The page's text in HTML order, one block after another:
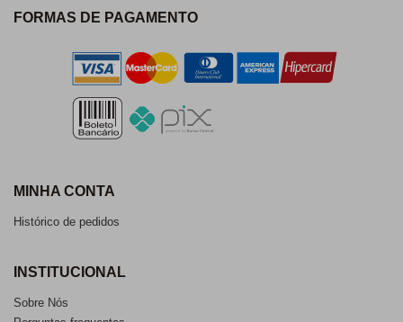
FORMAS DE PAGAMENTO
MINHA CONTA
Histórico de pedidos
INSTITUCIONAL
Sobre Nós